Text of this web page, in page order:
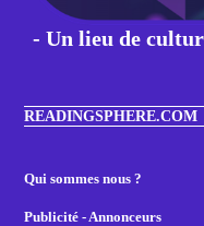
- Un lieu de
READINGSPHERE.COM
Qui sommes nous ?
Publicité - Annonceurs